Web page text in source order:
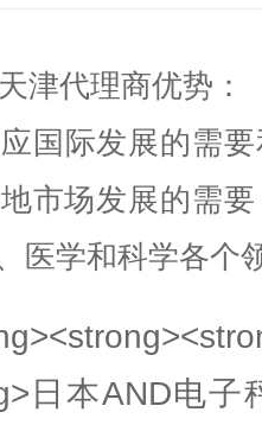
津代理商优势：
国际发展的需
市场发展的需
医学和科学各个